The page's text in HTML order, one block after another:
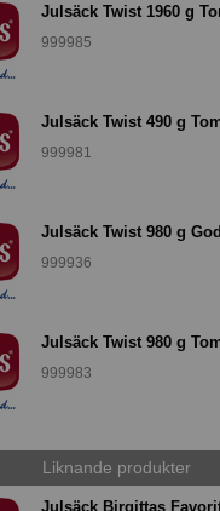
Julsäck Twist 1960 g
999985
Julsäck Twist 490 g
999981
Julsäck Twist 980 g
999936
Julsäck Twist 980 g
999983
Liknande produkter
Julsäck Birgittas